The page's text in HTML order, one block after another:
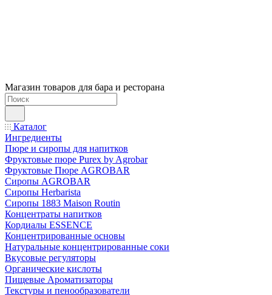
Магазин товаров для бара и ресторана
Каталог
Ингредиенты
Пюре и сиропы для напитков
Фруктовые пюре Purex by Agrobar
Фруктовые Пюре AGROBAR
Сиропы AGROBAR
Сиропы Herbarista
Сиропы 1883 Maison Routin
Концентраты напитков
Кордиалы ESSENCE
Концентрированные основы
Натуральные концентрированные соки
Вкусовые регуляторы
Органические кислоты
Пищевые Ароматизаторы
Текстуры и пенообразователи